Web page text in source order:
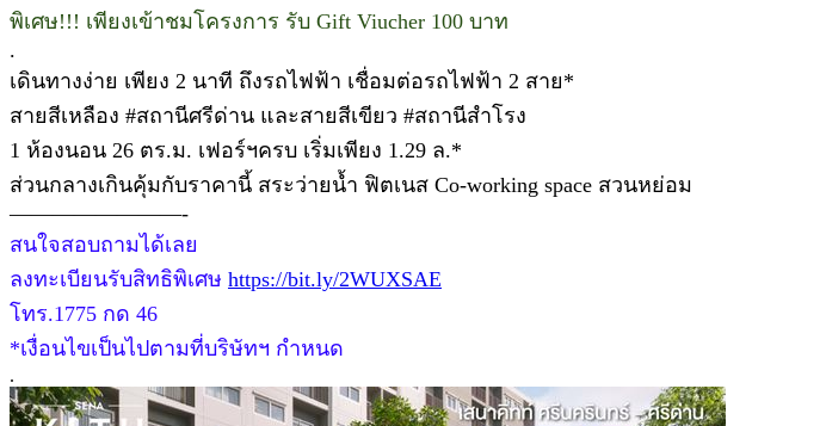
พิเศษ!!! เพียงเข้าชมโครงการ รับ Gift Viucher 100 บาท
.
เดินทางง่าย เพียง 2 นาที ถึงรถไฟฟ้า เชื่อมต่อรถไฟฟ้า 2 สาย*
สายสีเหลือง #สถานีศรีด่าน และสายสีเขียว #สถานีสำโรง
1 ห้องนอน 26 ตร.ม. เฟอร์ฯครบ เริ่มเพียง 1.29 ล.*
ส่วนกลางเกินคุ้มกับราคานี้ สระว่ายน้ำ ฟิตเนส Co-working space สวนหย่อม
————————-
สนใจสอบถามได้เลย
ลงทะเบียนรับสิทธิพิเศษ https://bit.ly/2WUXSAE
โทร.1775 กด 46
*เงื่อนไขเป็นไปตามที่บริษัทฯ กำหนด
.